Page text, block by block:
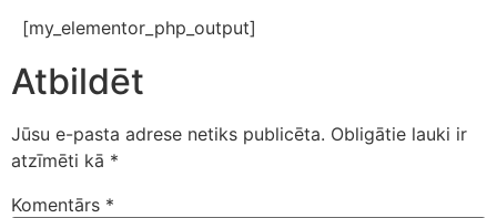
[my_elementor_php_output]
Atbildēt
Jūsu e-pasta adrese netiks publicēta. Obligātie lauki ir
atzīmēti kā *
Komentārs *